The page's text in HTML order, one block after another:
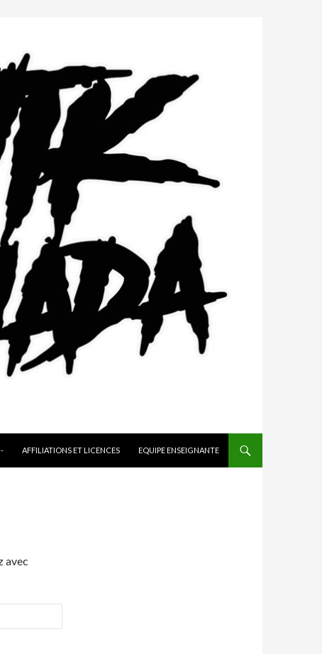
AFFILIATIONS ET LICENCES EQUIPE ENSEIGNANTE
avec